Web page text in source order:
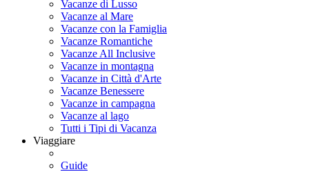
Vacanze di Lusso
Vacanze al Mare
Vacanze con la Famiglia
Vacanze Romantiche
Vacanze All Inclusive
Vacanze in montagna
Vacanze in Città d'Arte
Vacanze Benessere
Vacanze in campagna
Vacanze al lago
Tutti i Tipi di Vacanza
Viaggiare
Guide